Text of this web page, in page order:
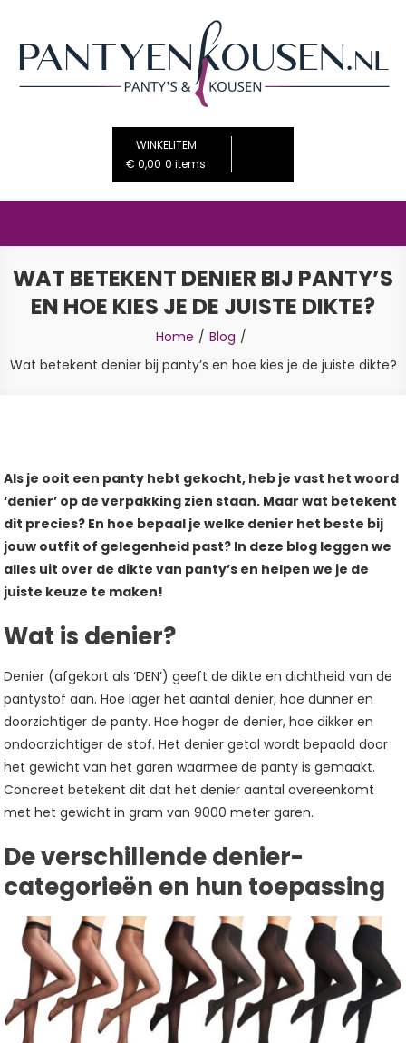
PantyenKousen.nl
WINKELITEM
€ 0,00 0 items
WAT BETEKENT DENIER BIJ PANTY’S
EN HOE KIES JE DE JUISTE DIKTE?
Home
Blog
Wat betekent denier bij panty’s en hoe kies je de juiste dikte?
Admin
Laat
Een
Reactie
Achter
Op
Wat
Denier
Panty’s
En
Hoe
Kies
Je
De
Juiste
Geplaatst
In
Blog
Als je ooit een panty hebt gekocht, heb je vast het woord
‘denier’ op de verpakking zien staan. Maar wat betekent
dit precies? En hoe bepaal je welke denier het beste bij
jouw outfit of gelegenheid past? In deze blog leggen we
alles uit over de dikte van panty’s en helpen we je de
juiste keuze te maken!
Wat is denier?
Denier (afgekort als ‘DEN’) geeft de dikte en dichtheid van de
pantystof aan. Hoe lager het aantal denier, hoe dunner en
doorzichtiger de panty. Hoe hoger de denier, hoe dikker en
ondoorzichtiger de stof. Het denier getal wordt bepaald door
het gewicht van het garen waarmee de panty is gemaakt.
Concreet betekent dit dat het denier aantal overeenkomt
met het gewicht in gram van 9000 meter garen.
De verschillende denier-
categorieën en hun toepassing